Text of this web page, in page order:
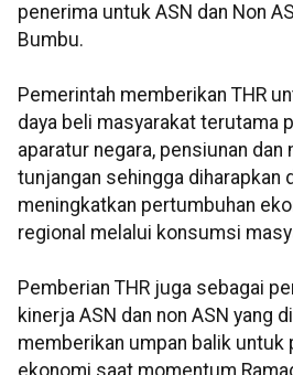
penerima untuk ASN dan Non
Bumbu.
Pemerintah memberikan THR
daya beli masyarakat terutama
aparatur negara, pensiunan
tunjangan sehingga diharapkan
meningkatkan pertumbuhan
regional melalui konsumsi
Pemberian THR juga sebagai
kinerja ASN dan non ASN yang
memberikan umpan balik untuk